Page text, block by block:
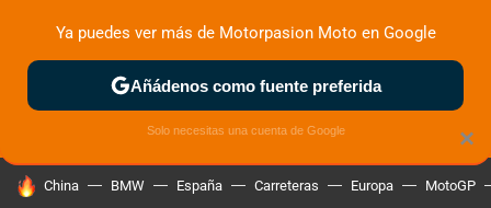
ZONA DE PRUEBAS DEPORTIVAS MOTOS ELÉCTRICAS
HOY SE HABLA DE
China BMW España Carreteras Europa MotoGP
×
Ya puedes ver más de Motorpasion Moto en Google
Añádenos como fuente preferida
Solo necesitas una cuenta de Google